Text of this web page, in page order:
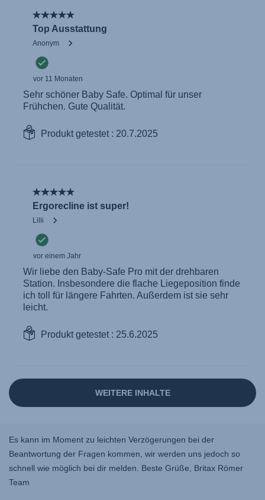
Es kann im Moment zu leichten Verzögerungen bei der
Beantwortung der Fragen kommen, wir werden uns jedoch so
schnell wie möglich bei dir melden. Beste Grüße, Britax Römer
Team